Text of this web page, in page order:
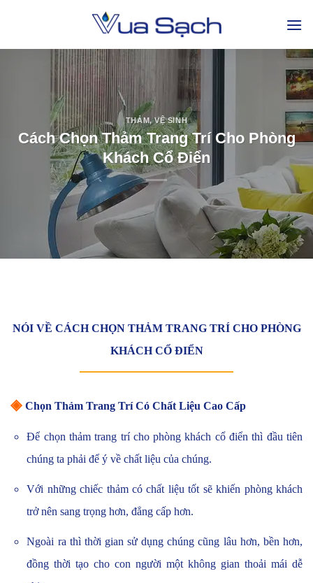
THẢM,VỆ SINH
Cách Chọn Thảm Trang Trí Cho Phòng
Khách Cổ Điển
NÓI VỀ CÁCH CHỌN THẢM TRANG TRÍ CHO PHÒNG
KHÁCH CỔ ĐIỂN
◈ Chọn Thảm Trang Trí Có Chất Liệu Cao Cấp
Để chọn thảm trang trí cho phòng khách cổ điển thì đầu tiên
chúng ta phải để ý về chất liệu của chúng.
Với những chiếc thảm có chất liệu tốt sẽ khiến phòng khách
trở nên sang trọng hơn, đẳng cấp hơn.
Ngoài ra thì thời gian sử dụng chúng cũng lâu hơn, bền hơn,
đồng thời tạo cho con người một không gian thoải mái dễ